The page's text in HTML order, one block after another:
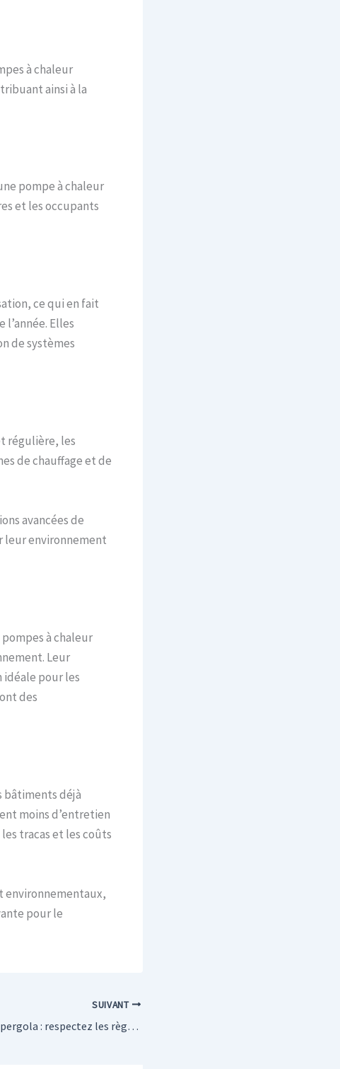
à chaleur
ainsi à la
pompe à chaleur
et les occupants
ce qui en fait
Elles
de systèmes
régulière, les
de chauffage et de
avancées de
leur environnement
à chaleur
Leur
pour les
des
bâtiments déjà
moins d’entretien
tracas et les coûts
environnementaux,
pour le
SUIVANT
Fixation de la pergola : respectez les règles pour éviter les problèmes